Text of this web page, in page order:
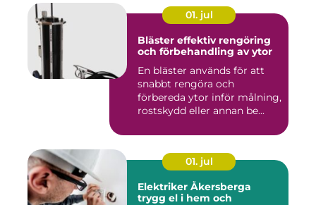
01. jul
Bläster effektiv rengöring
och förbehandling av ytor
En bläster används för att
snabbt rengöra och
förbereda ytor inför målning,
rostskydd eller annan be...
01. jul
Elektriker Åkersberga
trygg el i hem och